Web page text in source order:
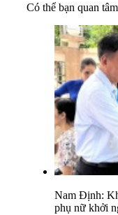
Có thể bạn quan tâm
Nam Định:
phụ nữ khởi